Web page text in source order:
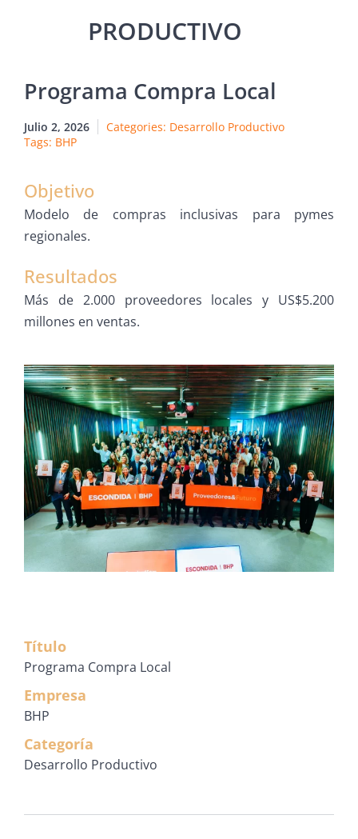
Programa Compra Local
Julio 2, 2026 Categories: Desarrollo Productivo
Tags: BHP
Objetivo
Modelo de compras inclusivas para pymes
regionales.
Resultados
Más de 2.000 proveedores locales y US$5.200
millones en ventas.
Título
Programa Compra Local
Empresa
BHP
Categoría
Desarrollo Productivo